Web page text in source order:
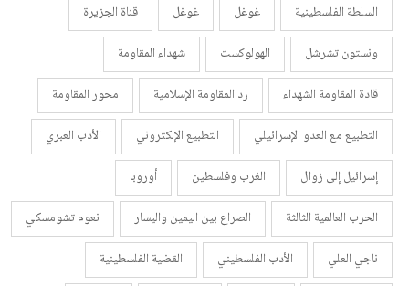
السلطة الفلسطينية
غوغل غوغل
قناة الجزيرة
ونستون تشرشل
الهولوكست
شهداء المقاومة
قادة المقاومة الشهداء
رد المقاومة الإسلامية
محور المقاومة
التطبيع مع العدو الإسرائيلي
التطبيع الإلكتروني
الأدب العبري
إسرائيل إلى زوال
الغرب وفلسطين
أوروبا
الحرب العالمية الثالثة
الصراع بين اليمين واليسار
نعوم تشومسكي
ناجي العلي
الأدب الفلسطيني
القضية الفلسطينية